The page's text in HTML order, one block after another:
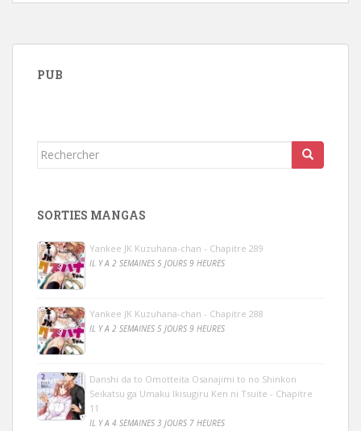
PUB
Rechercher...
SORTIES MANGAS
Yankee JK Kuzuhana-chan - Chapitre 289
IL Y A 2 SEMAINES 5 JOURS 9 HEURES
Yankee JK Kuzuhana-chan - Chapitre 288
IL Y A 2 SEMAINES 5 JOURS 9 HEURES
Danshi da to Omotteita Osanajimi to no Shinkon
Seikatsu ga Umaku Ikisugiru Ken ni Tsuite - Chapitre
11
IL Y A 4 SEMAINES 3 JOURS 7 HEURES